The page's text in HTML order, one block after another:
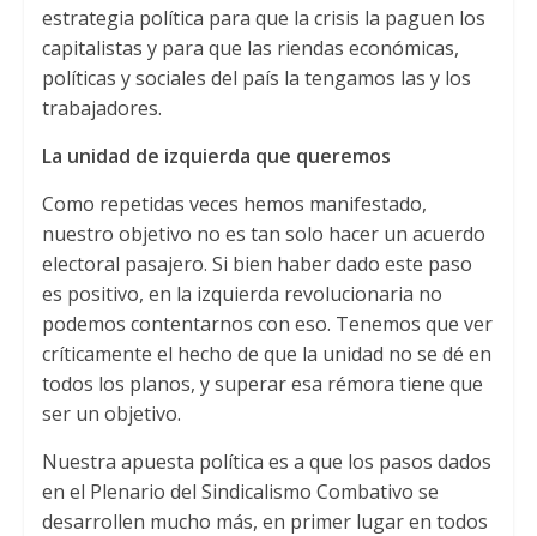
estrategia política para que la crisis la paguen los
capitalistas y para que las riendas económicas,
políticas y sociales del país la tengamos las y los
trabajadores.
La unidad de izquierda que queremos
Como repetidas veces hemos manifestado,
nuestro objetivo no es tan solo hacer un acuerdo
electoral pasajero. Si bien haber dado este paso
es positivo, en la izquierda revolucionaria no
podemos contentarnos con eso. Tenemos que ver
críticamente el hecho de que la unidad no se dé en
todos los planos, y superar esa rémora tiene que
ser un objetivo.
Nuestra apuesta política es a que los pasos dados
en el Plenario del Sindicalismo Combativo se
desarrollen mucho más, en primer lugar en todos